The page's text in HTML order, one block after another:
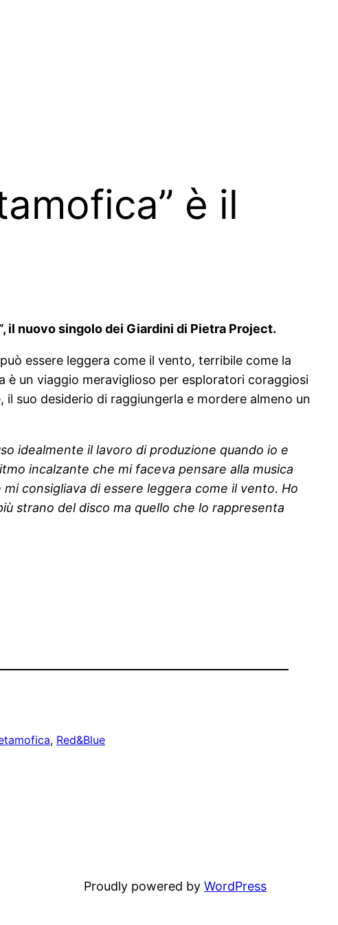
è il
il nuovo singolo dei Giardini di Pietra Project.
può essere leggera come il vento, terribile come la
un viaggio meraviglioso per esploratori coraggiosi
suo desiderio di raggiungerla e mordere almeno un
idealmente il lavoro di produzione quando io e
incalzante che mi faceva pensare alla musica
consigliava di essere leggera come il vento. Ho
strano del disco ma quello che lo rappresenta
, Red&Blue
Proudly powered by WordPress